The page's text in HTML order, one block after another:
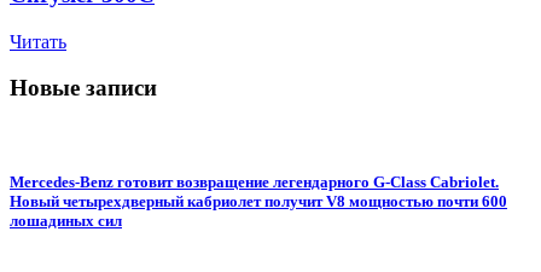
Читать
Новые записи
Mercedes-Benz готовит возвращение легендарного G-Class Cabriolet.
Новый четырехдверный кабриолет получит V8 мощностью почти 600
лошадиных сил